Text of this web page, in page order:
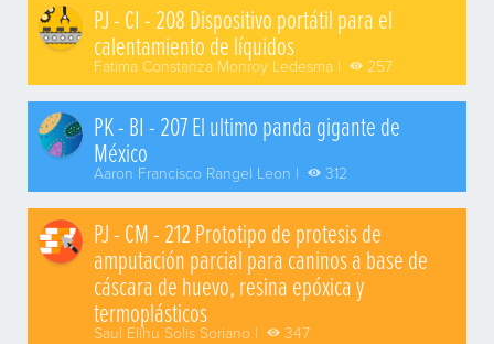
PJ - CI - 208 Dispositivo portátil para el
calentamiento de líquidos
Fatima Constanza Monroy Ledesma | 257
PK - BI - 207 El ultimo panda gigante de
México
Aaron Francisco Rangel Leon | 312
PJ - CM - 212 Prototipo de protesis de
amputación parcial para caninos a base de
cáscara de huevo, resina epóxica y
termoplásticos
Saul Elihu Solis Soriano | 347